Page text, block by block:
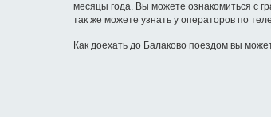
месяцы года. Вы можете ознакомиться с
так же можете узнать у операторов по
Как доехать до Балаково поездом вы